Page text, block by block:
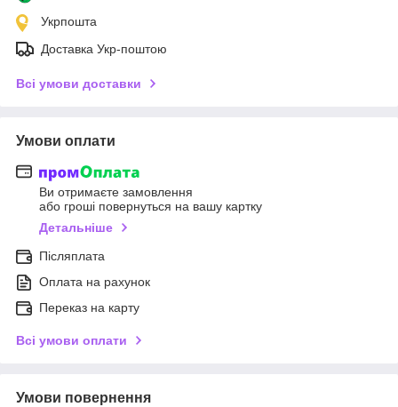
Укрпошта
Доставка Укр-поштою
Всі умови доставки
Умови оплати
Ви отримаєте замовлення
або гроші повернуться на вашу картку
Детальніше
Післяплата
Оплата на рахунок
Переказ на карту
Всі умови оплати
Умови повернення